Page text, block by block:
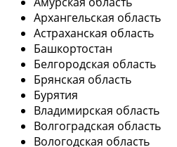
Архангельская область
Астраханская область
Башкортостан
Белгородская область
Брянская область
Бурятия
Владимирская область
Волгоградская область
Вологодская область